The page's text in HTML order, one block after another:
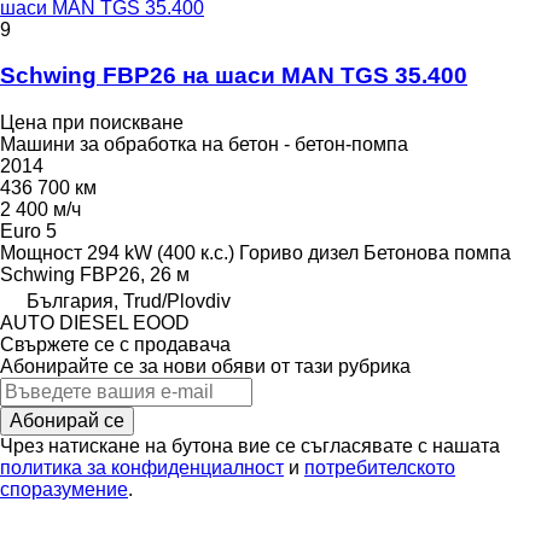
шаси MAN TGS 35.400
9
Schwing FBP26 на шаси MAN TGS 35.400
Цена при поискване
Машини за обработка на бетон - бетон-помпа
2014
436 700 км
2 400 м/ч
Euro 5
Мощност 294 kW (400 к.с.) Гориво дизел Бетонова помпа
Schwing FBP26, 26 м
България, Trud/Plovdiv
AUTO DIESEL EOOD
Свържете се с продавача
Абонирайте се за нови обяви от тази рубрика
Абонирай се
Чрез натискане на бутона вие се съгласявате с нашата
политика за конфиденциалност и потребителското
споразумение.